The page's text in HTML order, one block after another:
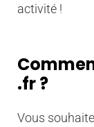
activité !
.fr ?
Vous